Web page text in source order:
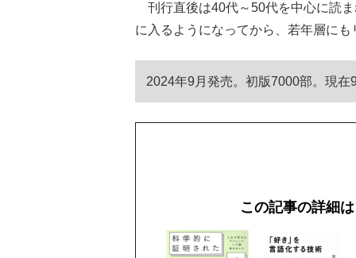
刊行直後は40代～50代を中心に読
に入るようになってから、若年層にも
2024年9月発売。初版7000部。現
この記事の詳細